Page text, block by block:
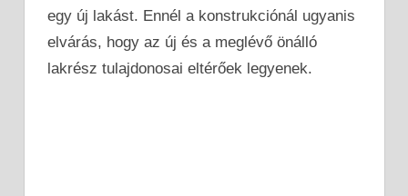
egy új lakást. Ennél a konstrukciónál ugyanis
elvárás, hogy az új és a meglévő önálló
lakrész tulajdonosai eltérőek legyenek.